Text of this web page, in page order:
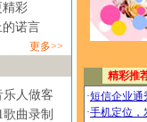
精彩
诺言
更多>>
人做客
曲录制